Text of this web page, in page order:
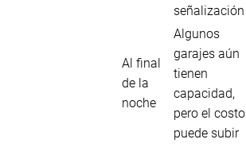
señalización
Al final
de la
noche
Algunos
garajes aún
tienen
capacidad,
pero el costo
puede subir